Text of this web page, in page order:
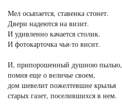
Мел осыпается, ставенка стонет.
Двери надеются на визит.
И удивленно качается столик.
И фотокарточка чья-то висит.
И, припорошенный душною пылью,
помня еще о величье своем,
дом шевелит пожелтевшие крылья
старых газет, поселившихся в нем.